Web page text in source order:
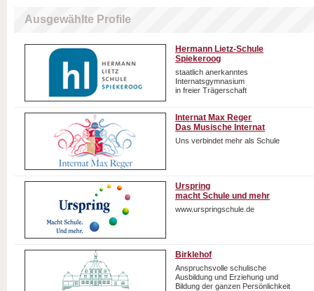
Ausgewählte Profile
Hermann Lietz-Schule
Spiekeroog
staatlich anerkanntes
Internatsgymnasium
in freier Trägerschaft
Internat Max Reger
Das Musische Internat
Uns verbindet mehr als Schule
Urspring
macht Schule und mehr
www.urspringschule.de
Birklehof
Anspruchsvolle schulische
Ausbildung und Erziehung und
Bildung der ganzen Persönlichkeit